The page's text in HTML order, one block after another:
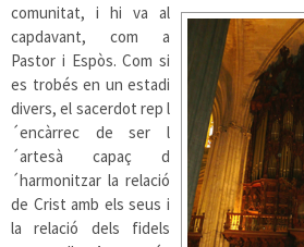
comunitat, i hi va al
capdavant, com a
Pastor i Espòs. Com si
es trobés en un estadi
divers, el sacerdot rep l
´encàrrec de ser l
´artesà capaç d
´harmonitzar la relació
de Crist amb els seus i
la relació dels fidels